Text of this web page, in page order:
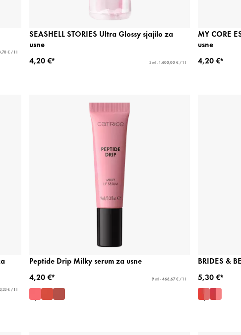
€ / 1 l
SEASHELL STORIES Ultra Glossy sjajilo za
usne
4,20 €*
3 ml - 1.400,00 € / 1 l
MY CORE
usne
4,20 €*
€ / 1 l
Peptide Drip Milky serum za usne
4,20 €*
9 ml - 466,67 € / 1 l
BRIDES &
5,30 €*